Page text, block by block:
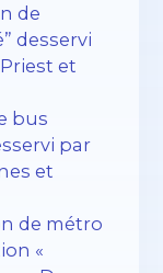
de
desservi
et
bus
par
et
de métro
«